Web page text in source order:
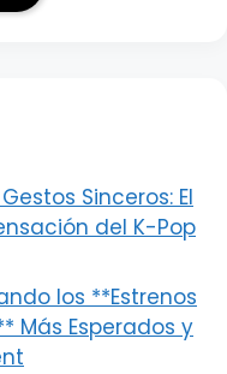
Sinceros: El
del K-Pop
los **Estrenos
Más Esperados y